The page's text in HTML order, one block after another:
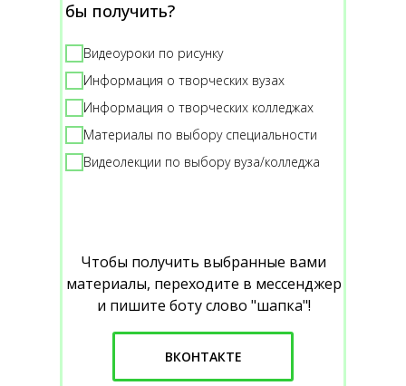
бы получить?
Видеоуроки по рисунку
Информация о творческих вузах
Информация о творческих колледжах
Материалы по выбору специальности
Видеолекции по выбору вуза/колледжа
Чтобы получить выбранные вами
материалы, переходите в мессенджер
и пишите боту слово "шапка"!
ВКОНТАКТЕ